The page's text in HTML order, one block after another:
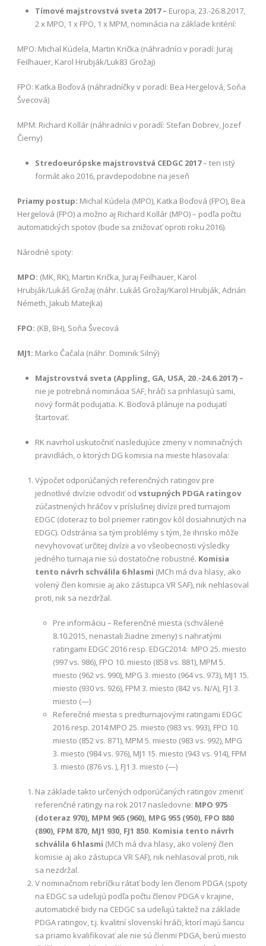
Tímové majstrovstvá sveta 2017 – Europa, 23.-26.8.2017,
2 x MPO, 1 x FPO, 1 x MPM, nominácia na základe kritérií:
MPO: Michal Kúdela, Martin Krička (náhradníci v poradí: Juraj
Feilhauer, Karol Hrubják/Luk83 Grožaj)
FPO: Katka Boďová (náhradníčky v poradí: Bea Hergelová, Soňa
Švecová)
MPM: Richard Kollár (náhradníci v poradí: Stefan Dobrev, Jozef
Čierny)
Stredoeurópske majstrovstvá CEDGC 2017– ten istý
formát ako 2016, pravdepodobne na jeseň
Priamy postup: Michal Kúdela (MPO), Katka Boďová (FPO), Bea
Hergelová (FPO) a možno aj Richard Kollár (MPO) – podľa počtu
automatických spotov (bude sa znižovať oproti roku 2016).
Národné spoty:
MPO: (MK, RK), Martin Krička, Juraj Feilhauer, Karol
Hrubják/Lukáš Grožaj (náhr. Lukáš Grožaj/Karol Hrubják, Adrián
Németh, Jakub Matejka)
FPO: (KB, BH), Soňa Švecová
MJ1: Marko Čačala (náhr. Dominik Silný)
Majstrovstvá sveta (Appling, GA, USA, 20.-24.6.2017) –
nie je potrebná nominácia SAF, hráči sa prihlasujú sami,
nový formát podujatia. K. Boďová plánuje na podujatí
štartovať.
RK navrhol uskutočniť nasledujúce zmeny v nominačných
pravidlách, o ktorých DG komisia na mieste hlasovala:
Výpočet odporúčaných referenčných ratingov pre
jednotlivé divízie odvodiť od vstupných PDGA ratingov
zúčastnených hráčov v príslušnej divízii pred turnajom
EDGC (doteraz to bol priemer ratingov kôl dosiahnutých na
EDGC). Odstránia sa tým problémy s tým, že ihrisko môže
nevyhovovať určitej divízii a vo všeobecnosti výsledky
jedného turnaja nie sú dostatočne robustné. Komisia
tento návrh schválila 6 hlasmi (MCh má dva hlasy, ako
volený člen komisie aj ako zástupca VR SAF), nik nehlasoval
proti, nik sa nezdržal.
Pre informáciu – Referenčné miesta (schválené
8.10.2015, nenastali žiadne zmeny) s nahratými
ratingami EDGC 2016 resp. EDGC2014: MPO 25. miesto
(997 vs. 986), FPO 10. miesto (858 vs. 881), MPM 5.
miesto (962 vs. 990), MPG 3. miesto (964 vs. 973), MJ1 15.
miesto (930 vs. 926), FPM 3. miesto (842 vs. N/A), FJ1 3.
miesto (—)
Referečné miesta s predturnajovými ratingami EDGC
2016 resp. 2014:MPO 25. miesto (983 vs. 993), FPO 10.
miesto (852 vs. 871), MPM 5. miesto (983 vs. 992), MPG
3. miesto (984 vs. 976), MJ1 15. miesto (943 vs. 914), FPM
3. miesto (876 vs. ), FJ1 3. miesto (—)
Na základe takto určených odporúčaných ratingov zmeniť
referenčné ratingy na rok 2017 nasledovne: MPO 975
(doteraz 970), MPM 965 (960), MPG 955 (950), FPO 880
(890), FPM 870, MJ1 930, FJ1 850. Komisia tento návrh
schválila 6 hlasmi (MCh má dva hlasy, ako volený člen
komisie aj ako zástupca VR SAF), nik nehlasoval proti, nik
sa nezdržal.
V nominačnom rebríčku rátať body len členom PDGA (spoty
na EDGC sa udeľujú podľa počtu členov PDGA v krajine,
automatické bidy na CEDGC sa udeľujú taktež na základe
PDGA ratingov, t.j. kvalitní slovenskí hráči, ktorí majú šancu
sa priamo kvalifikovať ale nie sú členmi PDGA, berú miesto